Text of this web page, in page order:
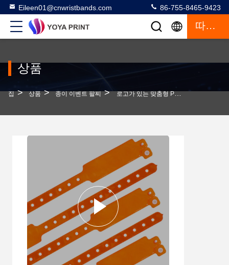
Eileen01@cnwristbands.com 86-755-8465-9423
따옴표
상품
집 > 상품 > 종이 이벤트 팔찌 > 로고가 있는 맞춤형 PVC 손목밴드 선물